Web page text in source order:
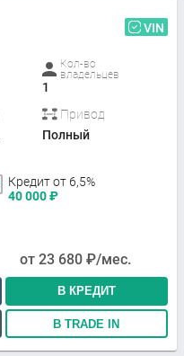
VIN
Кол-во
владельцев
1
Привод
Полный
Кредит от 6,5%
40 000₽
от 23 680 ₽/мес.
В КРЕДИТ
В TRADE IN